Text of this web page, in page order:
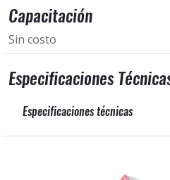
Capacitación
Sin costo
Especificaciones
Especificaciones técnicas